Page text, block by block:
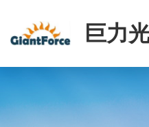
巨力
司